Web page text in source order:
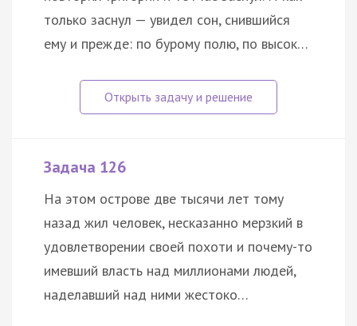
только заснул — увидел сон, снившийся
ему и прежде: по бурому полю, по высок…
Задача 126
На этом острове две тысячи лет тому
назад жил человек, несказанно мерзкий в
удовлетворении своей похоти и почему-то
имевший власть над миллионами людей,
наделавший над ними жестоко…